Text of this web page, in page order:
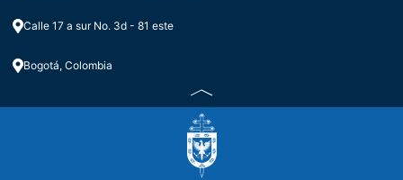
Calle 17 a sur No. 3d - 81 este
Bogotá, Colombia